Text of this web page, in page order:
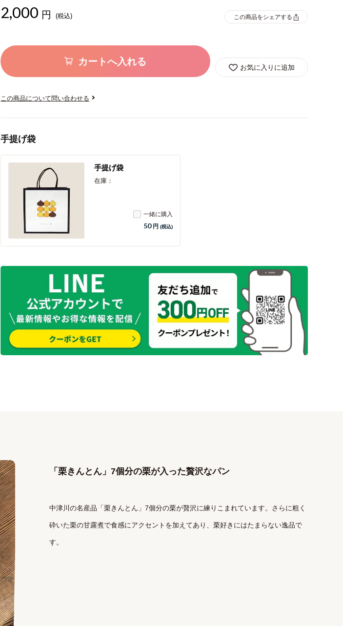
2,000 円 (税込) この商品をシェアする
カートへ入れる
お気に入りに追加
この商品について問い合わせる
手提げ袋
手提げ袋
在庫：
一緒に購入
50 円 (税込)
「栗きんとん」7個分の栗が入った贅沢なパン
中津川の名産品「栗きんとん」7個分の栗が贅沢に練りこまれています。さらに粗く
砕いた栗の甘露煮で食感にアクセントを加えてあり、栗好きにはたまらない逸品で
す。